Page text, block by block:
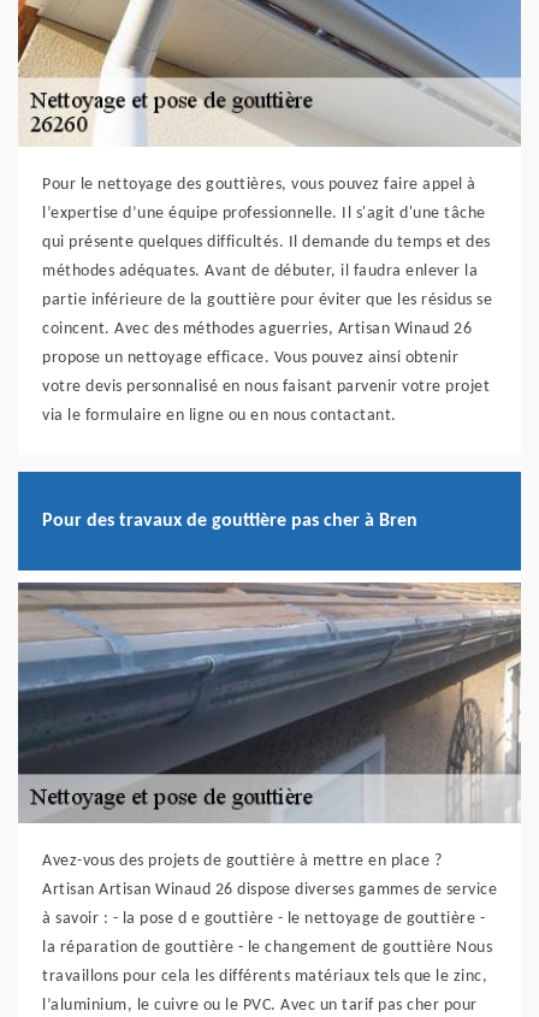
Pour le nettoyage des gouttières, vous pouvez faire appel à
l’expertise d’une équipe professionnelle. Il s'agit d'une tâche
qui présente quelques difficultés. Il demande du temps et des
méthodes adéquates. Avant de débuter, il faudra enlever la
partie inférieure de la gouttière pour éviter que les résidus se
coincent. Avec des méthodes aguerries, Artisan Winaud 26
propose un nettoyage efficace. Vous pouvez ainsi obtenir
votre devis personnalisé en nous faisant parvenir votre projet
via le formulaire en ligne ou en nous contactant.
Pour des travaux de gouttière pas cher à Bren
Avez-vous des projets de gouttière à mettre en place ?
Artisan Artisan Winaud 26 dispose diverses gammes de service
à savoir : - la pose d e gouttière - le nettoyage de gouttière -
la réparation de gouttière - le changement de gouttière Nous
travaillons pour cela les différents matériaux tels que le zinc,
l’aluminium, le cuivre ou le PVC. Avec un tarif pas cher pour